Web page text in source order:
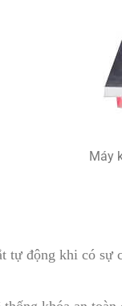
Máy
tự động khi có sự